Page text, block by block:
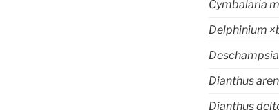
Cymbalaria
Delphinium
Dianthus
Dianthus